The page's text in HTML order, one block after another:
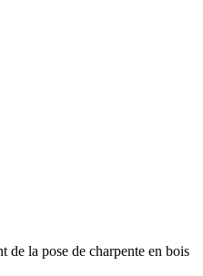
de la pose de charpente en bois